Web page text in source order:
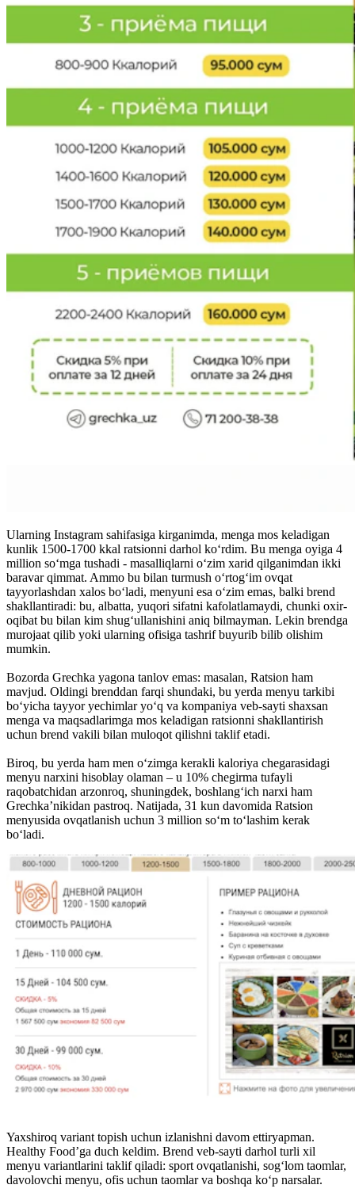
Ularning Instagram sahifasiga kirganimda, menga mos keladigan
kunlik 1500-1700 kkal ratsionni darhol ko‘rdim. Bu menga oyiga 4
million so‘mga tushadi - masalliqlarni o‘zim xarid qilganimdan ikki
baravar qimmat. Ammo bu bilan turmush o‘rtog‘im ovqat
tayyorlashdan xalos bo‘ladi, menyuni esa o‘zim emas, balki brend
shakllantiradi: bu, albatta, yuqori sifatni kafolatlamaydi, chunki oxir-
oqibat bu bilan kim shug‘ullanishini aniq bilmayman. Lekin brendga
murojaat qilib yoki ularning ofisiga tashrif buyurib bilib olishim
mumkin.
Bozorda Grechka yagona tanlov emas: masalan, Ratsion ham
mavjud. Oldingi brenddan farqi shundaki, bu yerda menyu tarkibi
bo‘yicha tayyor yechimlar yo‘q va kompaniya veb-sayti shaxsan
menga va maqsadlarimga mos keladigan ratsionni shakllantirish
uchun brend vakili bilan muloqot qilishni taklif etadi.
Biroq, bu yerda ham men o‘zimga kerakli kaloriya chegarasidagi
menyu narxini hisoblay olaman – u 10% chegirma tufayli
raqobatchidan arzonroq, shuningdek, boshlang‘ich narxi ham
Grechka’nikidan pastroq. Natijada, 31 kun davomida Ratsion
menyusida ovqatlanish uchun 3 million so‘m to‘lashim kerak
bo‘ladi.
Yaxshiroq variant topish uchun izlanishni davom ettiryapman.
Healthy Food’ga duch keldim. Brend veb-sayti darhol turli xil
menyu variantlarini taklif qiladi: sport ovqatlanishi, sog‘lom taomlar,
davolovchi menyu, ofis uchun taomlar va boshqa ko‘p narsalar.